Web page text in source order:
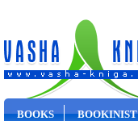
BOOKS BOOKINIST